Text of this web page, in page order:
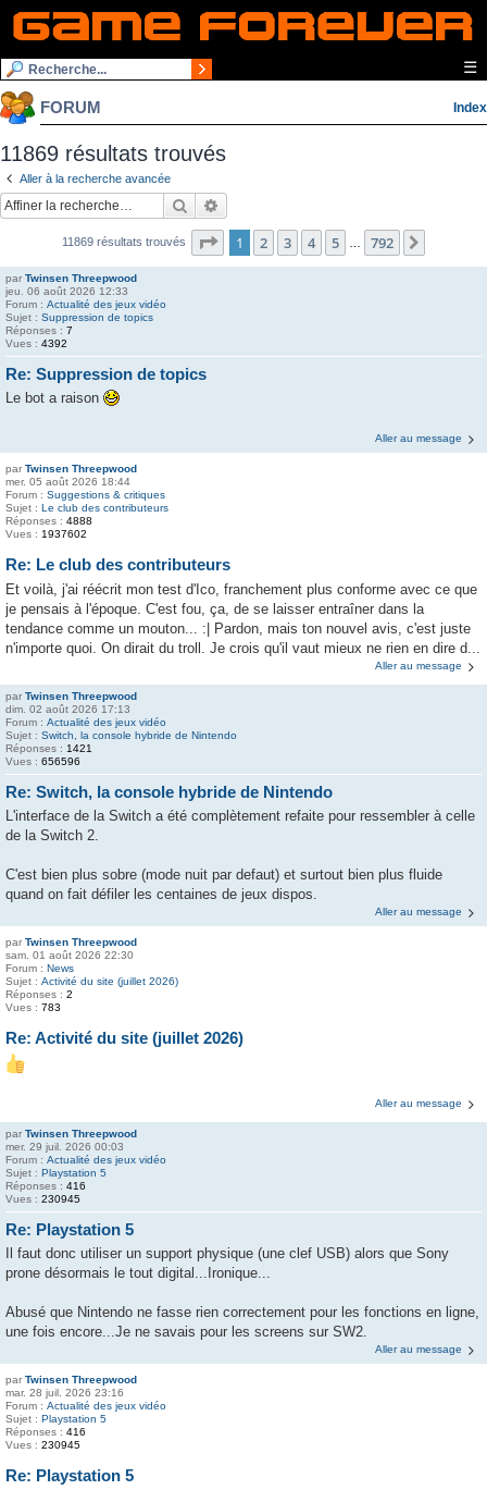
☰
FORUM Index
11869 résultats trouvés
Aller à la recherche avancée
Rechercher
11869 résultats trouvés Page 1sur792
1 2 3 4 5 792
par Twinsen Threepwood
jeu. 06 août 2026 12:33
Forum : Actualité des jeux vidéo
Sujet : Suppression de topics
Réponses : 7
Vues : 4392
Re: Suppression de topics
Le bot a raison
Aller au message
par Twinsen Threepwood
mer. 05 août 2026 18:44
Forum : Suggestions & critiques
Sujet : Le club des contributeurs
Réponses : 4888
Vues : 1937602
Re: Le club des contributeurs
Et voilà, j'ai réécrit mon test d'Ico, franchement plus conforme avec ce que
je pensais à l'époque. C'est fou, ça, de se laisser entraîner dans la
tendance comme un mouton... :| Pardon, mais ton nouvel avis, c'est juste
n'importe quoi. On dirait du troll. Je crois qu'il vaut mieux ne rien en dire d...
Aller au message
par Twinsen Threepwood
dim. 02 août 2026 17:13
Forum : Actualité des jeux vidéo
Sujet : Switch, la console hybride de Nintendo
Réponses : 1421
Vues : 656596
Re: Switch, la console hybride de Nintendo
L'interface de la Switch a été complètement refaite pour ressembler à celle
de la Switch 2.
C'est bien plus sobre (mode nuit par defaut) et surtout bien plus fluide
quand on fait défiler les centaines de jeux dispos.
Aller au message
par Twinsen Threepwood
sam. 01 août 2026 22:30
Forum : News
Sujet : Activité du site (juillet 2026)
Réponses : 2
Vues : 783
Re: Activité du site (juillet 2026)
Aller au message
par Twinsen Threepwood
mer. 29 juil. 2026 00:03
Forum : Actualité des jeux vidéo
Sujet : Playstation 5
Réponses : 416
Vues : 230945
Re: Playstation 5
Il faut donc utiliser un support physique (une clef USB) alors que Sony
prone désormais le tout digital...Ironique...
Abusé que Nintendo ne fasse rien correctement pour les fonctions en ligne,
une fois encore...Je ne savais pour les screens sur SW2.
Aller au message
par Twinsen Threepwood
mar. 28 juil. 2026 23:16
Forum : Actualité des jeux vidéo
Sujet : Playstation 5
Réponses : 416
Vues : 230945
Re: Playstation 5